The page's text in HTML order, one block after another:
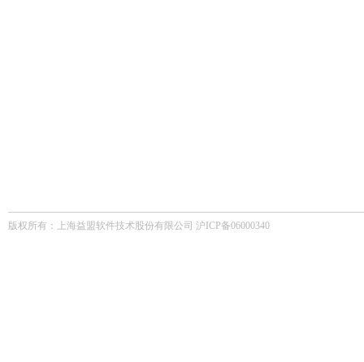
版权所有：上海益盟软件技术股份有限公司 沪ICP备06000340